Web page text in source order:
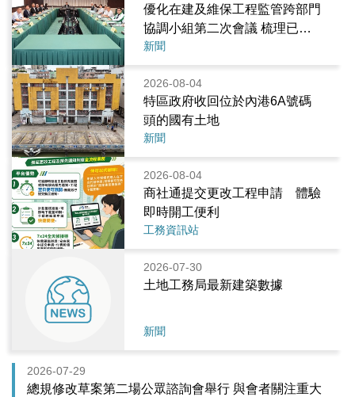
優化在建及維保工程監管跨部門
協調小組第二次會議 梳理已入
住樓宇外牆維修防火安全監管流
程
新聞
2026-08-04
特區政府收回位於內港6A號碼
頭的國有土地
新聞
2026-08-04
商社通提交更改工程申請 體驗
即時開工便利
工務資訊站
2026-07-30
土地工務局最新建築數據
新聞
2026-07-29
總規修改草案第二場公眾諮詢會舉行 與會者關注重大